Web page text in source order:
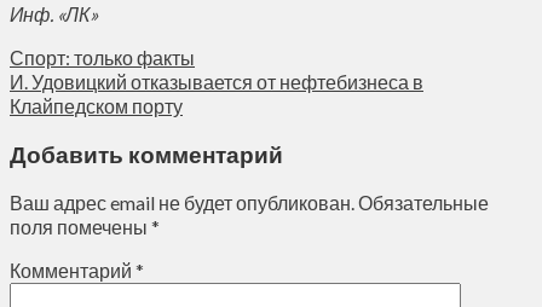
Инф. «ЛК»
Спорт: только факты
И. Удовицкий отказывается от нефтебизнеса в
Клайпедском порту
Добавить комментарий
Ваш адрес email не будет опубликован.Обязательные
поля помечены *
Комментарий *